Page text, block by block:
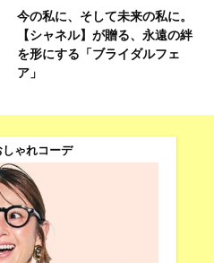
今の私に、そして未来の私に。
【シャネル】が贈る、永遠の絆
を形にする「ブライダルフェ
ア」
ゃれコーデ